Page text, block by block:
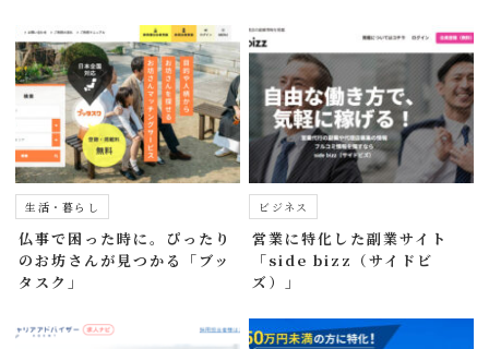
生活・暮らし
仏事で困った時に。ぴったり
のお坊さんが見つかる「ブッ
タスク」
ビジネス
営業に特化した副業サイト
「side bizz（サイドビ
ズ）」